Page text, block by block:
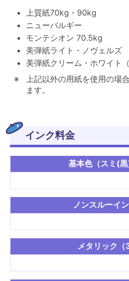
上質紙70kg・90kg
ニューバルギー
モンテシオン 70.5kg
美弾紙ライト・ノヴェルズ
美弾紙クリーム・ホワイト
上記以外の用紙を使用の場
ます。
インク料金
基本色（スミ(黒
ノンスルーイ
メタリック（